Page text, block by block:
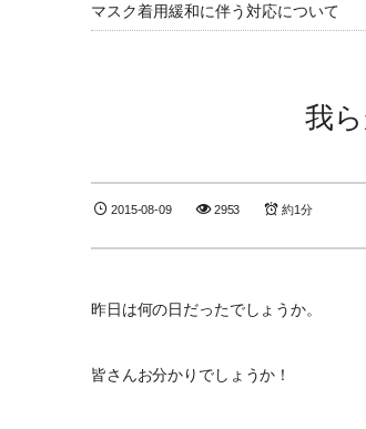
マスク着用緩和に伴う対応について
我
2015-08-09 2953 約1分
昨日は何の日だったでしょうか。
皆さんお分かりでしょうか！